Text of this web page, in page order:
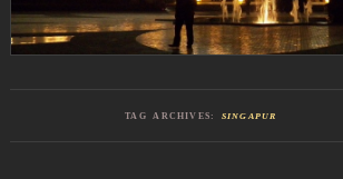
TAG ARCHIVES: SINGAPUR